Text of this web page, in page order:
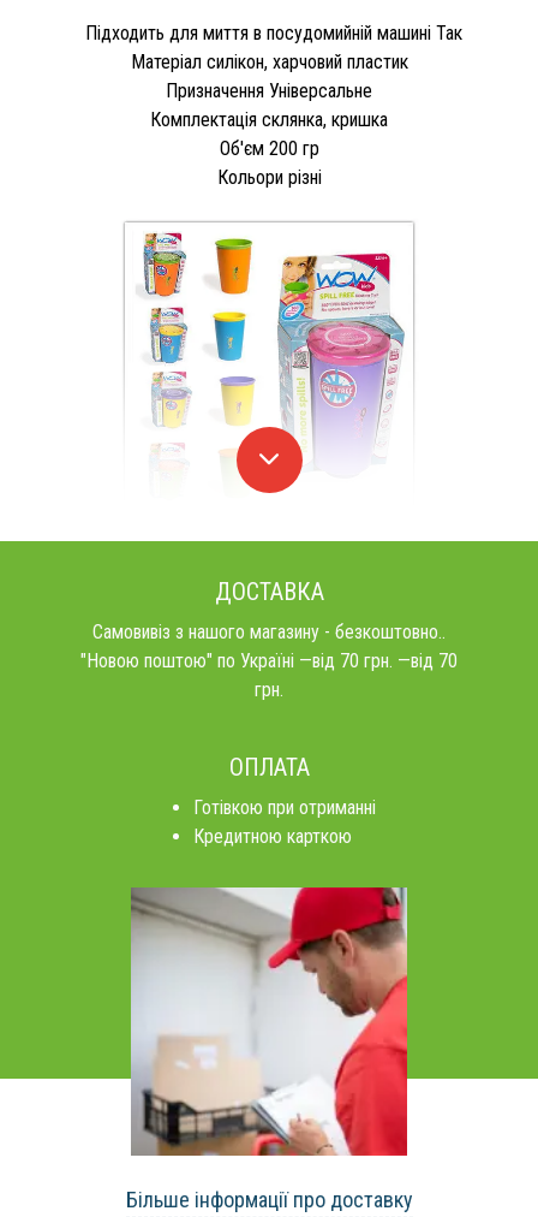
Підходить для миття в посудомийній машині Так
Матеріал силікон, харчовий пластик
Призначення Універсальне
Комплектація склянка, кришка
Об'єм 200 гр
Кольори різні
ДОСТАВКА
Самовивіз з нашого магазину - безкоштовно..
"Новою поштою" по Україні —від 70 грн. —від 70
грн.
ОПЛАТА
Готівкою при отриманні
Кредитною карткою
Більше інформації про доставку